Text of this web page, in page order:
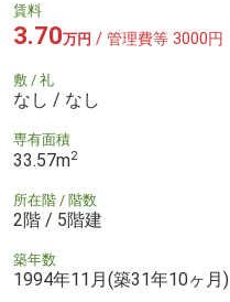
賃料
3.70万円 / 管理費等 3000円
敷 / 礼
なし / なし
専有面積
33.57m2
所在階 / 階数
2階 / 5階建
築年数
1994年11月(築31年10ヶ月)